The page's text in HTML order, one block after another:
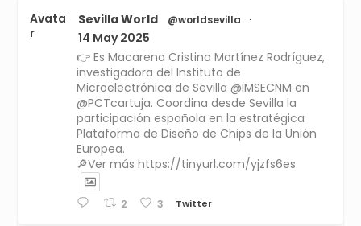
Avata
r
Sevilla World @worldsevilla ·
14 May 2025
👉 Es Macarena Cristina Martínez Rodríguez,
investigadora del Instituto de
Microelectrónica de Sevilla @IMSECNM en
@PCTcartuja. Coordina desde Sevilla la
participación española en la estratégica
Plataforma de Diseño de Chips de la Unión
Europea.
🔎Ver más https://tinyurl.com/yjzfs6es
2 3 Twitter